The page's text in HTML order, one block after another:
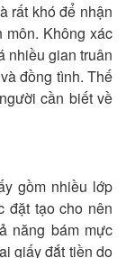
rất khó để nhận
Không xác
nhiều gian truân
đồng tình. Thế
cần biết về
gồm nhiều lớp
đặt tạo cho nên
năng bám mực
giấy đắt tiền do